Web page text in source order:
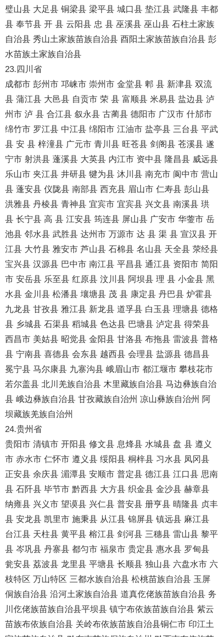
璧山县 大足县 铜梁县 梁平县 城口县 垫江县 武隆县 丰都
县 奉节县 开 县 云阳县 忠 县 巫溪县 巫山县 石柱土家族
自治县 秀山土家族苗族自治县 酉阳土家族苗族自治县 彭
水苗族土家族自治县
23.四川省
成都市 彭州市 邛崃市 崇州市 金堂县 郫 县 新津县 双流
县 蒲江县 大邑县 自贡市 荣 县 富顺县 米易县 盐边县 泸
州市 泸 县 合江县 叙永县 古蔺县 德阳市 广汉市 什邡市
绵竹市 罗江县 中江县 绵阳市 江油市 盐亭县 三台县 平武
县 安 县 梓潼县 广元市 青川县 旺苍县 剑阁县 苍溪县 遂
宁市 射洪县 蓬溪县 大英县 内江市 资中县 隆昌县 威远县
乐山市 夹江县 井研县 犍为县 沐川县 南充市 阆中市 营山
县 蓬安县 仪陇县 南部县 西充县 眉山市 仁寿县 彭山县
洪雅县 丹棱县 青神县 宜宾市 宜宾县 兴文县 南溪县 珙
县 长宁县 高 县 江安县 筠连县 屏山县 广安市 华蓥市 岳
池县 邻水县 武胜县 达州市 万源市 达 县 渠 县 宣汉县 开
江县 大竹县 雅安市 芦山县 石棉县 名山县 天全县 荥经县
宝兴县 汉源县 巴中市 南江县 平昌县 通江县 资阳市 简阳
市 安岳县 乐至县 红原县 汶川县 阿坝县 理 县 小金县 黑
水县 金川县 松潘县 壤塘县 茂 县 康定县 丹巴县 炉霍县
九龙县 甘孜县 雅江县 新龙县 道孚县 白玉县 理塘县 德格
县 乡城县 石渠县 稻城县 色达县 巴塘县 泸定县 得荣县
西昌市 美姑县 昭觉县 金阳县 甘洛县 布拖县 雷波县 普格
县 宁南县 喜德县 会东县 越西县 会理县 盐源县 德昌县
冕宁县 马尔康县 九寨沟县 峨眉山市 都江堰市 攀枝花市
若尔盖县 北川羌族自治县 木里藏族自治县 马边彝族自治
县 峨边彝族自治县 甘孜藏族自治州 凉山彝族自治州 阿
坝藏族羌族自治州
24.贵州省
贵阳市 清镇市 开阳县 修文县 息烽县 水城县 盘 县 遵义
市 赤水市 仁怀市 遵义县 绥阳县 桐梓县 习水县 凤冈县
正安县 余庆县 湄潭县 安顺市 普定县 德江县 江口县 思南
县 石阡县 毕节市 黔西县 大方县 织金县 金沙县 赫章县
纳雍县 兴义市 望谟县 兴仁县 普安县 册亨县 晴隆县 贞丰
县 安龙县 凯里市 施秉县 从江县 锦屏县 镇远县 麻江县
台江县 天柱县 黄平县 榕江县 剑河县 三穗县 雷山县 黎平
县 岑巩县 丹寨县 都匀市 福泉市 贵定县 惠水县 罗甸县
瓮安县 荔波县 龙里县 平塘县 长顺县 独山县 六盘水市 六
枝特区 万山特区 三都水族自治县 松桃苗族自治县 玉屏
侗族自治县 沿河土家族自治县 道真仡佬族苗族自治县 务
川仡佬族苗族自治县平坝县 镇宁布依族苗族自治县 紫云
苗族布依族自治县 关岭布依族苗族自治县铜仁市 印江土